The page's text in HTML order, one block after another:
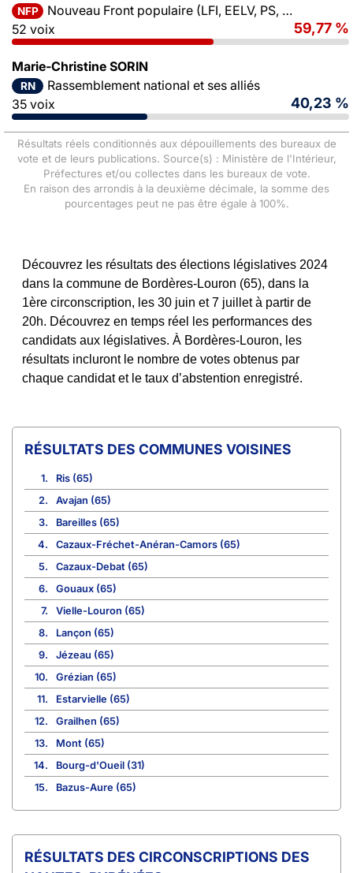
NFP
Nouveau Front populaire (LFI, EELV, PS, PCF)
52 voix
59,77 %
Marie-Christine SORIN
RN
Rassemblement national et ses alliés
35 voix
40,23 %
Résultats réels conditionnés aux dépouillements des bureaux de
vote et de leurs publications. Source(s) : Ministère de l'Intérieur,
Préfectures et/ou collectes dans les bureaux de vote.
En raison des arrondis à la deuxième décimale, la somme des
pourcentages peut ne pas être égale à 100%.
Découvrez les résultats des élections législatives 2024
dans la commune de Bordères-Louron (65), dans la
1ère circonscription, les 30 juin et 7 juillet à partir de
20h. Découvrez en temps réel les performances des
candidats aux législatives. À Bordères-Louron, les
résultats incluront le nombre de votes obtenus par
chaque candidat et le taux d’abstention enregistré.
COMMUNES VOISINES
1.
Ris (65)
2.
Avajan (65)
3.
Bareilles (65)
4.
Cazaux-Fréchet-Anéran-Camors (65)
5.
Cazaux-Debat (65)
6.
Gouaux (65)
7.
Vielle-Louron (65)
8.
Lançon (65)
9.
Jézeau (65)
10.
Grézian (65)
11.
Estarvielle (65)
12.
Grailhen (65)
13.
Mont (65)
14.
Bourg-d'Oueil (31)
15.
Bazus-Aure (65)
CIRCONSCRIPTIONS DES